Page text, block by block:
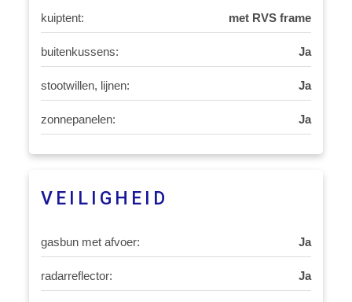
kuiptent: met RVS frame
buitenkussens: Ja
stootwillen, lijnen: Ja
zonnepanelen: Ja
VEILIGHEID
gasbun met afvoer: Ja
radarreflector: Ja